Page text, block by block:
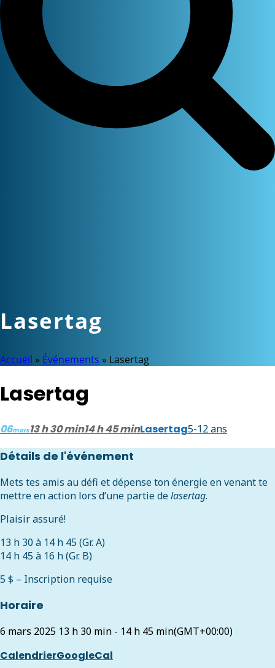
Lasertag
Accueil » Événements » Lasertag
Lasertag
06mars13 h 30 min14 h 45 minLasertag5-12 ans
Détails de l'événement
Mets tes amis au défi et dépense ton énergie en venant te
mettre en action lors d’une partie delasertag.
Plaisir assuré!
13 h 30 à 14 h 45 (Gr. A)
14 h 45 à 16 h (Gr. B)
5 $ – Inscription requise
Horaire
6 mars 2025 13 h 30 min - 14 h 45 min(GMT+00:00)
CalendrierGoogleCal